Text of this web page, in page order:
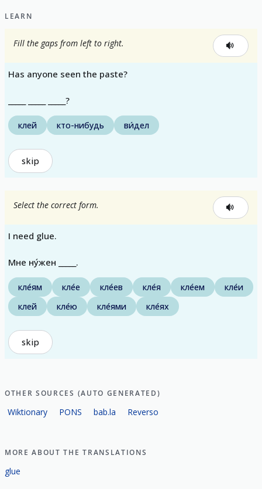
LEARN
Fill the gaps from left to right.
Has anyone seen the paste?
_____ _____ _____?
клей кто-нибудь ви́дел
skip
Select the correct form.
I need glue.
Мне ну́жен _____.
кле́ям кле́е кле́ев кле́я кле́ем
кле́и
клей
кле́ю кле́ями кле́ях
skip
OTHER SOURCES (AUTO GENERATED)
Wiktionary PONS bab.la Reverso
MORE ABOUT THE TRANSLATIONS
glue